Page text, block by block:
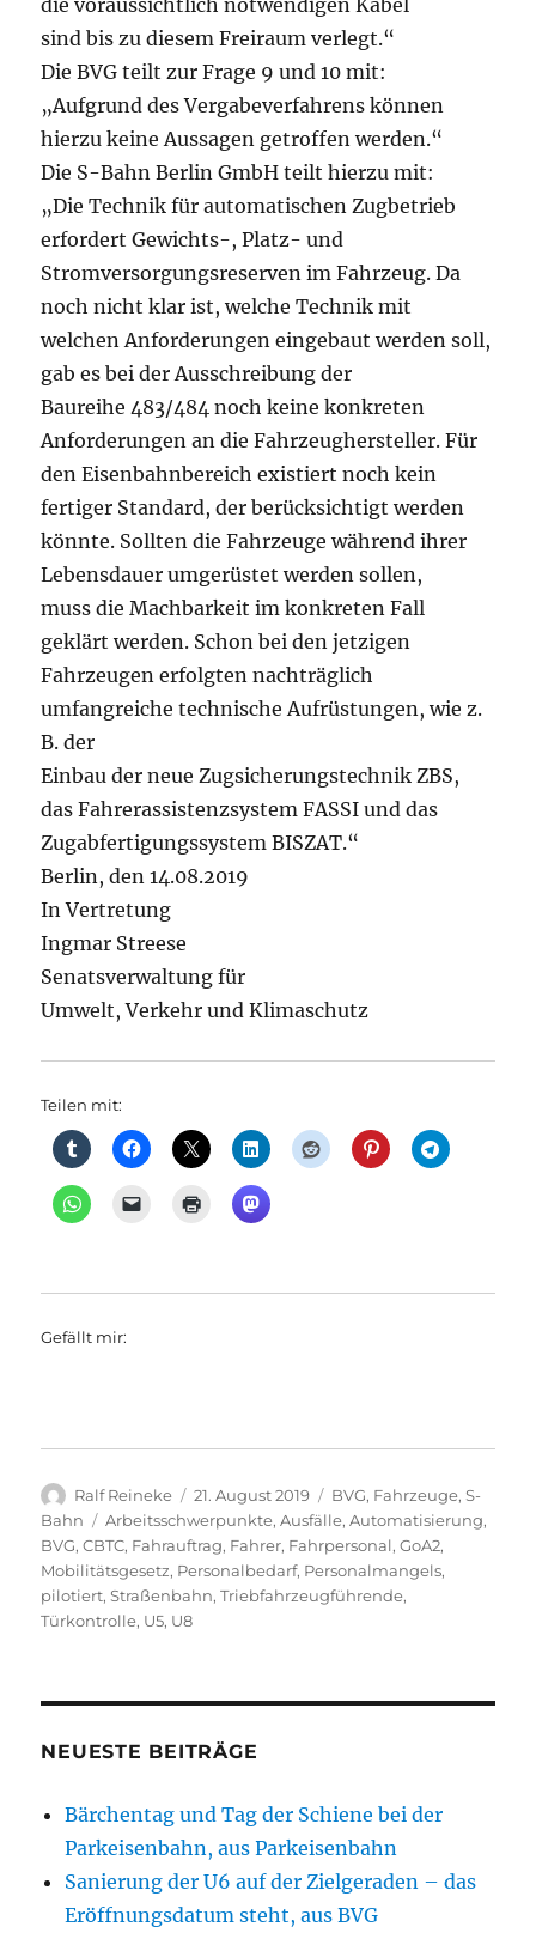
die voraussichtlich notwendigen Kabel
sind bis zu diesem Freiraum verlegt.“
Die BVG teilt zur Frage 9 und 10 mit:
„Aufgrund des Vergabeverfahrens können
hierzu keine Aussagen getroffen werden.“
Die S-Bahn Berlin GmbH teilt hierzu mit:
„Die Technik für automatischen Zugbetrieb
erfordert Gewichts-, Platz- und
Stromversorgungsreserven im Fahrzeug. Da
noch nicht klar ist, welche Technik mit
welchen Anforderungen eingebaut werden soll,
gab es bei der Ausschreibung der
Baureihe 483/484 noch keine konkreten
Anforderungen an die Fahrzeughersteller. Für
den Eisenbahnbereich existiert noch kein
fertiger Standard, der berücksichtigt werden
könnte. Sollten die Fahrzeuge während ihrer
Lebensdauer umgerüstet werden sollen,
muss die Machbarkeit im konkreten Fall
geklärt werden. Schon bei den jetzigen
Fahrzeugen erfolgten nachträglich
umfangreiche technische Aufrüstungen, wie z.
B. der
Einbau der neue Zugsicherungstechnik ZBS,
das Fahrerassistenzsystem FASSI und das
Zugabfertigungssystem BISZAT.“
Berlin, den 14.08.2019
In Vertretung
Ingmar Streese
Senatsverwaltung für
Umwelt, Verkehr und Klimaschutz
Teilen mit:
Gefällt mir:
Autor
Ralf Reineke
Veröffentlicht
am
21. August 2019 Kategorien
BVG, Fahrzeuge,S-
Bahn
Schlagwörter
Arbeitsschwerpunkte,Ausfälle,Automatisierung,
BVG,CBTC, Fahrauftrag, Fahrer, Fahrpersonal,GoA2,
Mobilitätsgesetz, Personalbedarf, Personalmangels,
pilotiert,Straßenbahn,Triebfahrzeugführende,
Türkontrolle, U5, U8
NEUESTE BEITRÄGE
Bärchentag und Tag der Schiene bei der
Parkeisenbahn, aus Parkeisenbahn
Sanierung der U6 auf der Zielgeraden – das
Eröffnungsdatum steht, aus BVG